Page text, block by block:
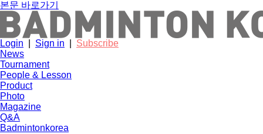
본문 바로가기
Login Sign in
Subscribe
News
Tournament
People & Lesson
Product
Photo
Magazine
Q&A
Badmintonkorea